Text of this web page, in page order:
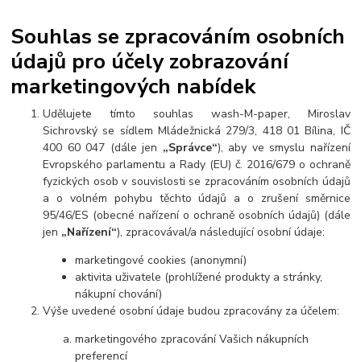
Souhlas se zpracováním osobních
údajů pro účely zobrazování
marketingových nabídek
Udělujete tímto souhlas wash-M-paper, Miroslav
Sichrovský se sídlem Mládežnická 279/3, 418 01 Bílina, IČ
400 60 047 (dále jen „Správce“), aby ve smyslu nařízení
Evropského parlamentu a Rady (EU) č. 2016/679 o ochraně
fyzických osob v souvislosti se zpracováním osobních údajů
a o volném pohybu těchto údajů a o zrušení směrnice
95/46/ES (obecné nařízení o ochraně osobních údajů) (dále
jen „Nařízení“), zpracovával/a následující osobní údaje:
marketingové cookies (anonymní)
aktivita uživatele (prohlížené produkty a stránky,
nákupní chování)
Výše uvedené osobní údaje budou zpracovány za účelem:
marketingového zpracování Vašich nákupních
preferencí